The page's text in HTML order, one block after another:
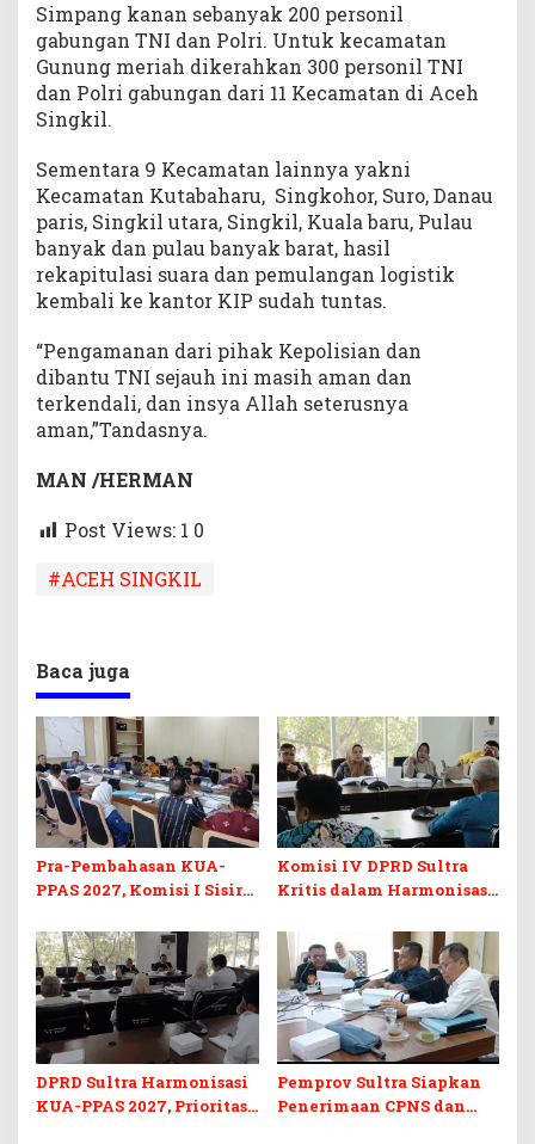
Simpang kanan sebanyak 200 personil
gabungan TNI dan Polri. Untuk kecamatan
Gunung meriah dikerahkan 300 personil TNI
dan Polri gabungan dari 11 Kecamatan di Aceh
Singkil.
Sementara 9 Kecamatan lainnya yakni
Kecamatan Kutabaharu, Singkohor, Suro, Danau
paris, Singkil utara, Singkil, Kuala baru, Pulau
banyak dan pulau banyak barat, hasil
rekapitulasi suara dan pemulangan logistik
kembali ke kantor KIP sudah tuntas.
“Pengamanan dari pihak Kepolisian dan
dibantu TNI sejauh ini masih aman dan
terkendali, dan insya Allah seterusnya
aman,”Tandasnya.
MAN /HERMAN
Post Views: 1 0
#ACEH SINGKIL
Baca juga
Pra-Pembahasan KUA-
PPAS 2027, Komisi I Sisir
Berkelanjutan
Komisi IV DPRD Sultra
Kritis dalam Harmonisasi
Perubahan APBD 2026
DPRD Sultra Harmonisasi
KUA-PPAS 2027, Prioritas
Pemprov Sultra Siapkan
Penerimaan CPNS dan